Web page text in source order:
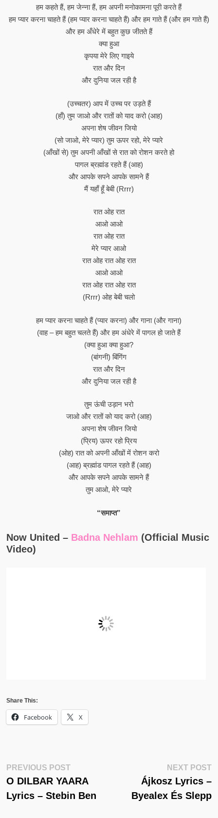
हम कहते हैं, हम जेन्ना हैं, हम अपनी मनोकामना पूरी करते हैं
हम प्यार करना चाहते हैं (हम प्यार करना चाहते हैं) और हम गाते हैं (और हम गाते हैं)
और हम अँधेरे में बहुत कुछ जीतते हैं
क्या हुआ
कृपया मेरे लिए गाइये
रात और दिन
और दुनिया जल रही है
(उच्चतर) आप में उच्च पर उड़ते हैं
(हाँ) तुम जाओ और रातों को याद करो (आह)
अपना शेष जीवन जियो
(सो जाओ, मेरे प्यार) तुम ऊपर रहो, मेरे प्यारे
(आँखों से) तुम अपनी आँखों से रात को रोशन करते हो
पागल ब्रह्मांड रहते हैं (आह)
और आपके सपने आपके सामने हैं
मैं यहाँ हूँ बेबी (Rrrr)
रात ओह रात
आओ आओ
रात ओह रात
मेरे प्यार आओ
रात ओह रात ओह रात
आओ आओ
रात ओह रात ओह रात
(Rrrr) ओह बेबी चलो
हम प्यार करना चाहते हैं (प्यार करना) और गाना (और गाना)
(वाह – हम बहुत चलते हैं) और हम अंधेरे में पागल हो जाते हैं
(क्या हुआ क्या हुआ?
(बांगनी) बिंगिंग
रात और दिन
और दुनिया जल रही है
तुम ऊंची उड़ान भरो
जाओ और रातों को याद करो (आह)
अपना शेष जीवन जियो
(प्रिय) ऊपर रहो प्रिय
(ओह) रात को अपनी आँखों में रोशन करो
(आह) ब्रह्मांड पागल रहते हैं (आह)
और आपके सपने आपके सामने हैं
तुम आओ, मेरे प्यारे
“समाप्त”
Now United – Badna Nehlam (Official Music
Video)
Share This:
Facebook X
Post
Navigation
PREVIOUS POSTPrevious
Post:
O DILBAR YAARA
Lyrics – Stebin Ben
NEXT POST
Ájkosz Lyrics –
Byealex És Slepp